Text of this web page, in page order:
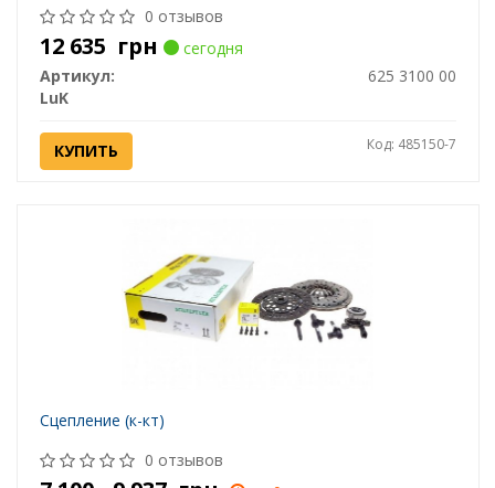
0 отзывов
12 635 грн
сегодня
Артикул:
625 3100 00
LuK
КУПИТЬ Код: 485150-7
Сцепление (к-кт)
0 отзывов